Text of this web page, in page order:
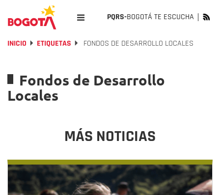
PQRS-BOGOTÁ TE ESCUCHA
INICIO ETIQUETAS FONDOS DE DESARROLLO LOCALES
Fondos de Desarrollo
Locales
MÁS NOTICIAS